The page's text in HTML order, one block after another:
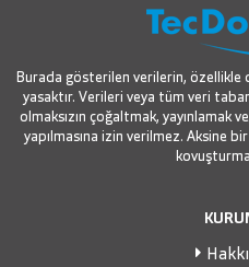
Burada gösterilen verilerin, özellikle
yasaktır. Verileri veya tüm veri
olmaksızın çoğaltmak, yayınlamak
yapılmasına izin verilmez. Aksine